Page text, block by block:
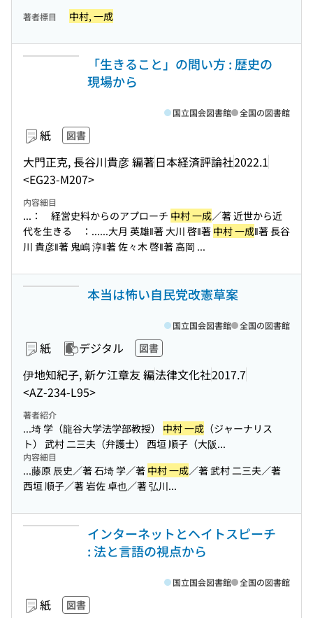
著者標目 中村, 一成
「生きること」の問い方 : 歴史の
現場から
紙 図書
大門正克, 長谷川貴彦 編著日本経済評論社2022.1
<EG23-M207>
国立国会図書館 全国の図書館
内容細目
...： 経営史料からのアプローチ 中村 一成／著 近世から近
代を生きる ：......大月 英雄‖著 大川 啓‖著 中村 一成‖著 長谷
川 貴彦‖著 鬼嶋 淳‖著 佐々木 啓‖著 高岡 ...
本当は怖い自民党改憲草案
紙 デジタル 図書
伊地知紀子, 新ケ江章友 編法律文化社2017.7
<AZ-234-L95>
国立国会図書館 全国の図書館
著者紹介
...埼 学（龍谷大学法学部教授） 中村 一成 （ジャーナリス
ト） 武村 二三夫（弁護士） 西垣 順子（大阪...
内容細目
...藤原 辰史／著 石埼 学／著 中村 一成／著 武村 二三夫／著
西垣 順子／著 岩佐 卓也／著 弘川...
インターネットとヘイトスピーチ
: 法と言語の視点から
紙 図書
国立国会図書館 全国の図書館